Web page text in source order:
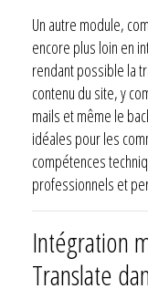
Un autre module,
encore plus loin en
rendant possible la
contenu du site, y
mails et même le
idéales pour les
compétences
professionnels et
Intégration
Translate